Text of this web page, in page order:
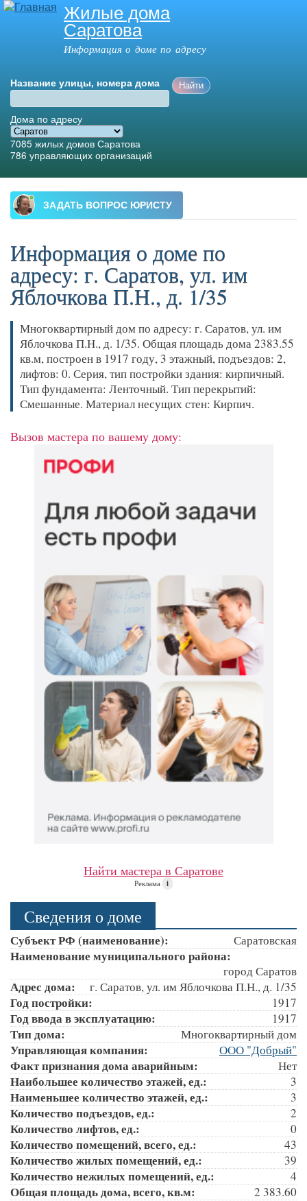
Перейти к
основному
содержанию
Жилые дома
Саратова
Информация о доме по адресу
Название улицы, номера дома
Дома по адресу
7085 жилых домов Саратова
786 управляющих организаций
Главное меню
Информация о доме по
адресу: г. Саратов, ул. им
Яблочкова П.Н., д. 1/35
Многоквартирный дом по адресу: г. Саратов, ул. им
Яблочкова П.Н., д. 1/35. Общая площадь дома 2383.55
кв.м, построен в 1917 году, 3 этажный, подъездов: 2,
лифтов: 0. Серия, тип постройки здания: кирпичный.
Тип фундамента: Ленточный. Тип перекрытий:
Смешанные. Материал несущих стен: Кирпич.
Вызов мастера по вашему дому:
Найти мастера в Саратове
Реклама i
Сведения о доме
Субъект РФ (наименование): Саратовская
Наименование муниципального района:
город Саратов
Адрес дома: г. Саратов, ул. им Яблочкова П.Н., д. 1/35
Год постройки: 1917
Год ввода в эксплуатацию: 1917
Тип дома: Многоквартирный дом
Управляющая компания: ООО "Добрый"
Факт признания дома аварийным: Нет
Наибольшее количество этажей, ед.: 3
Наименьшее количество этажей, ед.: 3
Количество подъездов, ед.: 2
Количество лифтов, ед.: 0
Количество помещений, всего, ед.: 43
Количество жилых помещений, ед.: 39
Количество нежилых помещений, ед.: 4
Общая площадь дома, всего, кв.м: 2 383.60